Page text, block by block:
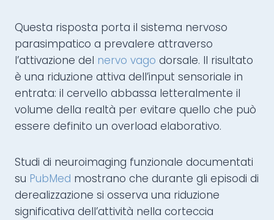
Questa risposta porta il sistema nervoso
parasimpatico a prevalere attraverso
l’attivazione del nervo vago dorsale. Il risultato
è una riduzione attiva dell’input sensoriale in
entrata: il cervello abbassa letteralmente il
volume della realtà per evitare quello che può
essere definito un overload elaborativo.
Studi di neuroimaging funzionale documentati
su PubMed mostrano che durante gli episodi di
derealizzazione si osserva una riduzione
significativa dell’attività nella corteccia